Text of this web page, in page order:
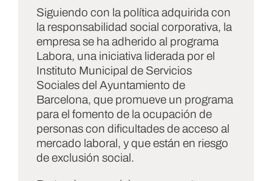
Siguiendo con la política adquirida con
la responsabilidad social corporativa, la
empresa se ha adherido al programa
Labora, una iniciativa liderada por el
Instituto Municipal de Servicios
Sociales del Ayuntamiento de
Barcelona, que promueve un programa
para el fomento de la ocupación de
personas con dificultades de acceso al
mercado laboral, y que están en riesgo
de exclusión social.